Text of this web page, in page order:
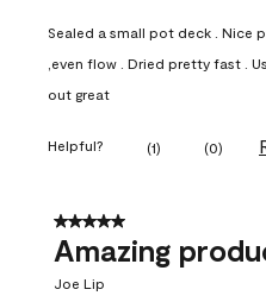
Sealed a small pot deck . Nice
,even flow . Dried pretty fast .
out great
Helpful? (1) (0)
5 out of 5 stars.
Amazing
Joe Lip